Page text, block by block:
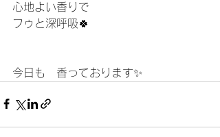
心地よい香りで
フゥと深呼吸🍀
今日も　香っております✨